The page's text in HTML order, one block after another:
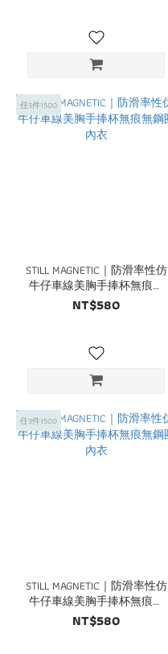
任3件1500
STILL MAGNETIC｜防滑率性仿
牛仔車線美胸手捧杯無痕無
鋼圈內衣
NT$580
任3件1500
STILL MAGNETIC｜防滑率性仿
牛仔車線美胸手捧杯無痕無
鋼圈內衣
NT$580